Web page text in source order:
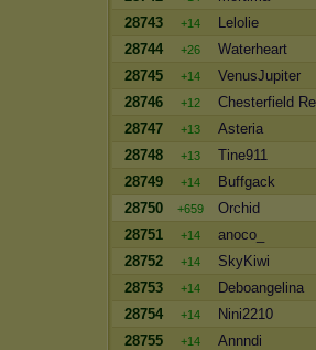
28743
+14
Lelolie
28744
+26
Waterheart
28745
+14
VenusJupiter
28746
+12
Chesterfield
28747
+13
Asteria
28748
+13
Tine911
28749
+14
Buffgack
28750
+659
Orchid
28751
+14
anoco_
28752
+14
SkyKiwi
28753
+14
Deboangelina
28754
+14
Nini2210
28755
+14
Annndi